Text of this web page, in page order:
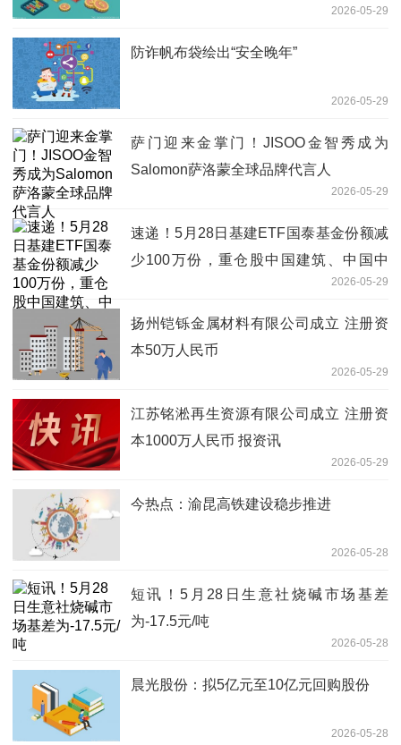
2026-05-29
防诈帆布袋绘出“安全晚年”
2026-05-29
萨门迎来金掌门！JISOO金智秀成为
Salomon萨洛蒙全球品牌代言人
2026-05-29
速递！5月28日基建ETF国泰基金份额减
少100万份，重仓股中国建筑、中国中
2026-05-29
扬州铠铄金属材料有限公司成立 注册资
本50万人民币
2026-05-29
江苏铭淞再生资源有限公司成立 注册资
本1000万人民币 报资讯
2026-05-29
今热点：渝昆高铁建设稳步推进
2026-05-28
短讯！5月28日生意社烧碱市场基差
为-17.5元/吨
2026-05-28
晨光股份：拟5亿元至10亿元回购股份
2026-05-28